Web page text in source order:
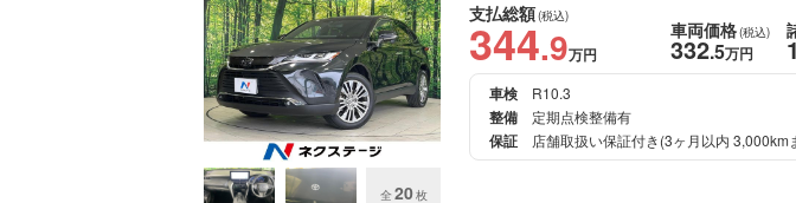
全 20枚
支払総額(税込)
344.9万円
車両価格(税込)
332.5万円
車検
R10.3
整備 定期点検整備有
保証 店舗取扱い保証付き(3ヶ月以内 3,000km